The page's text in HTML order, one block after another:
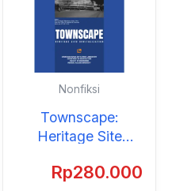
Nonfiksi
Townscape:
Heritage Site
Rp280.000